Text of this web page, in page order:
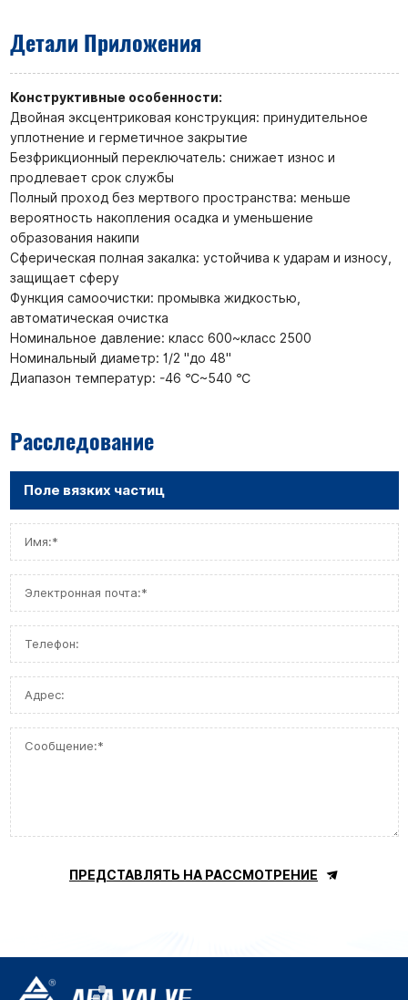
Детали Приложения
Конструктивные особенности:
Двойная эксцентриковая конструкция: принудительное
уплотнение и герметичное закрытие
Безфрикционный переключатель: снижает износ и
продлевает срок службы
Полный проход без мертвого пространства: меньше
вероятность накопления осадка и уменьшение
образования накипи
Сферическая полная закалка: устойчива к ударам и износу,
защищает сферу
Функция самоочистки: промывка жидкостью,
автоматическая очистка
Номинальное давление: класс 600~класс 2500
Номинальный диаметр: 1/2 "до 48"
Диапазон температур: -46 ℃~540 ℃
Расследование
ПРЕДСТАВЛЯТЬ НА РАССМОТРЕНИЕ